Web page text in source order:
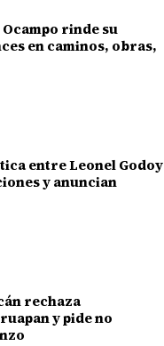
rinde su
en caminos, obras,
entre Leonel Godoy
y anuncian
rechaza
y pide no